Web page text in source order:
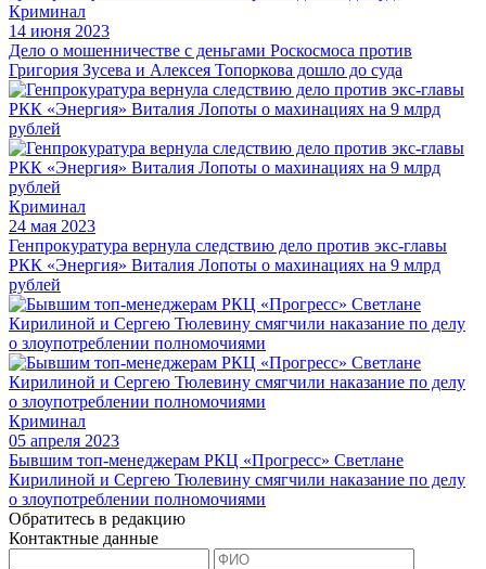
Криминал
14 июня 2023
Дело о мошенничестве с деньгами Роскосмоса против
Григория Зусева и Алексея Топоркова дошло до суда
Криминал
24 мая 2023
Генпрокуратура вернула следствию дело против экс-главы
РКК «Энергия» Виталия Лопоты о махинациях на 9 млрд
рублей
Криминал
05 апреля 2023
Бывшим топ-менеджерам РКЦ «Прогресс» Светлане
Кирилиной и Сергею Тюлевину смягчили наказание по делу
о злоупотреблении полномочиями
Обратитесь в редакцию
Контактные данные